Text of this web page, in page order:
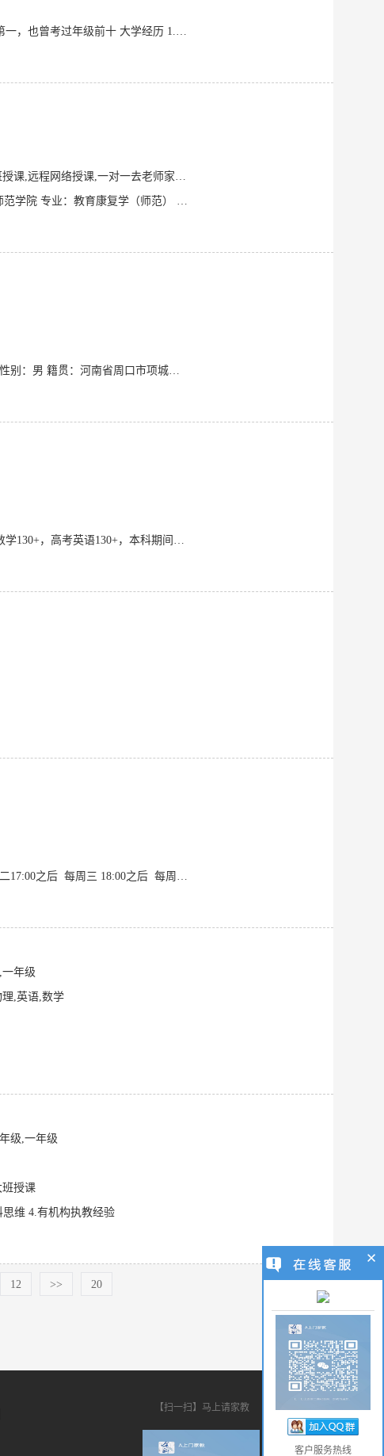
个人优势 1. 性格特点：耐心、温柔、有责任心 2. 专业能力：高中英语语文常常班上第一，也曾考过年级前十 大学经历 1. 所任职务：学生组织干部，班委 2. 实践活动：曾在餐厅做过志愿者，
络授课,一对一去老师家,一对多去老师家
姓名：桂凯 性别： 男 年龄： 21 工作：本科生在读/兼职家教 学校：南京特殊教育师范学院 专业：教育康复学（师范） 教龄： 2年
学校：南京理工大学紫金学院 年级：大二 专业：电气工程及其自动化 姓名：蒋灏哲 性别：男 籍贯：河南省周口市项城市 可教科目：小学和初中数学，小学英语，初中物理，化学，小学和初中语文。
已获证书:四级（600+）、六级（550+）、计算机二级优秀等。 相关成绩：江苏高考数学130+，高考英语130+，本科期间荣获校优秀学生奖学金一等奖、校三好学生等荣誉 特色：擅长数学，有一定的教学经验，有耐
年级
,英语,数学
级,一年级
授课
维 4.有机构执教经验
12 >> 20
【扫一扫】马上请家教
客户服务热线